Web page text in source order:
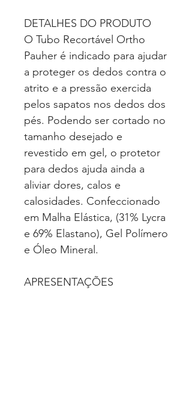
DETALHES DO PRODUTO
O Tubo Recortável Ortho
Pauher é indicado para ajudar
a proteger os dedos contra o
atrito e a pressão exercida
pelos sapatos nos dedos dos
pés. Podendo ser cortado no
tamanho desejado e
revestido em gel, o protetor
para dedos ajuda ainda a
aliviar dores, calos e
calosidades. Confeccionado
em Malha Elástica, (31% Lycra
e 69% Elastano), Gel Polímero
e Óleo Mineral.
APRESENTAÇÕES